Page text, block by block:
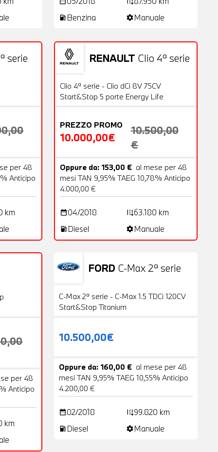
local_gas_station Benzina settingsManuale
serie
18 Foto
per 48
Anticipo
km
RENAULT Clio 4ª serie
OFFERTA
Usato 20 Foto
Clio 4ª serie - Clio dCi 8V 75CV
Start&Stop 5 porte Energy Life
PREZZO PROMO
10.000,00€
10.500,00
€
Oppure da: 153,00 € al mese per 48
mesi TAN 9,95% TAEG 10,78% Anticipo
4.000,00 €
date_range04/2018 add_road63.180 km
local_gas_station Diesel settingsManuale
per 48
Anticipo
km
FORD C-Max 2ª serie
VENDUTA
Usato
C-Max 2ª serie - C-Max 1.5 TDCi 120CV
Start&Stop Titanium
10.500,00€
Oppure da: 160,00 € al mese per 48
mesi TAN 9,95% TAEG 10,55% Anticipo
4.200,00 €
date_range02/2018 add_road99.820 km
local_gas_station Diesel settingsManuale